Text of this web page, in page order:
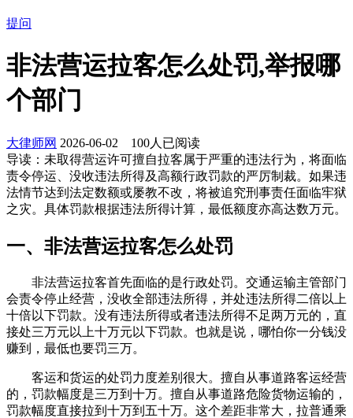
提问
非法营运拉客怎么处罚,举报哪
个部门
大律师网 2026-06-02 100人已阅读
导读： 未取得营运许可擅自拉客属于严重的违法行为，将面临
责令停运、没收违法所得及高额行政罚款的严厉制裁。如果违
法情节达到法定数额或屡教不改，将被追究刑事责任面临牢狱
之灾。具体罚款根据违法所得计算，最低额度亦高达数万元。
一、非法营运拉客怎么处罚
非法营运拉客首先面临的是行政处罚。交通运输主管部门
会责令停止经营，没收全部违法所得，并处违法所得二倍以上
十倍以下罚款。没有违法所得或者违法所得不足两万元的，直
接处三万元以上十万元以下罚款。也就是说，哪怕你一分钱没
赚到，最低也要罚三万。
客运和货运的处罚力度差别很大。擅自从事道路客运经营
的，罚款幅度是三万到十万。擅自从事道路危险货物运输的，
罚款幅度直接拉到十万到五十万。这个差距非常大，拉普通乘